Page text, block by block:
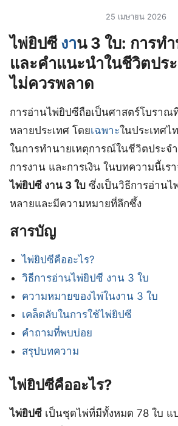
25 เมษายน 2026
ไพ่ยิปซีงาน 3 ใบ: การท
และคำแนะนำในชีวิตปร
ไม่ควรพลาด
การอ่านไพ่ยิปซีถือเป็นศาสตร์โบรา
หลายประเทศ โดยเฉพาะในประเทศ
ในการทำนายเหตุการณ์ในชีวิตประจ
การงาน และการเงิน ในบทความนี้เร
ไพ่ยิปซี งาน 3 ใบ ซึ่งเป็นวิธีการอ่าน
หลายและมีความหมายที่ลึกซึ้ง
สารบัญ
ไพ่ยิปซีคืออะไร?
วิธีการอ่านไพ่ยิปซี งาน 3 ใบ
ความหมายของไพ่ในงาน 3 ใบ
เคล็ดลับในการใช้ไพ่ยิปซี
คำถามที่พบบ่อย
สรุปบทความ
ไพ่ยิปซีคืออะไร?
ไพ่ยิปซี เป็นชุดไพ่ที่มีทั้งหมด 78 ใบ แ